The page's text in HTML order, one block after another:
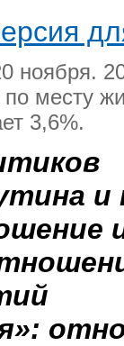
месту
3,6%.
и